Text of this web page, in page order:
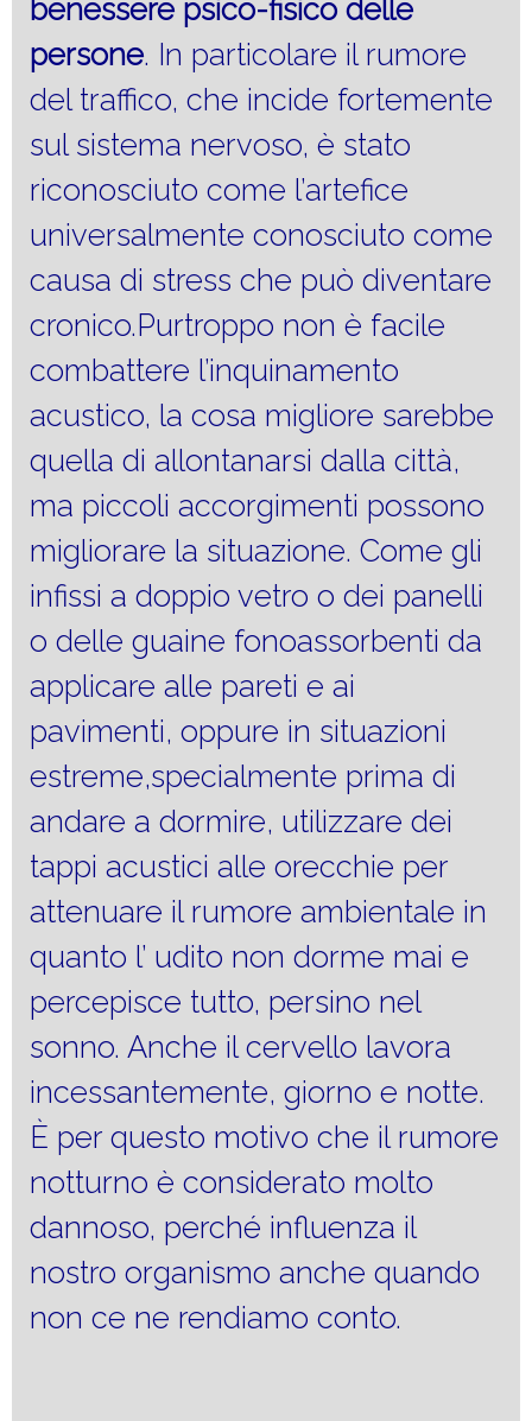
benessere psico-fisico delle
persone. In particolare il rumore
del traffico, che incide fortemente
sul sistema nervoso, è stato
riconosciuto come l’artefice
universalmente conosciuto come
causa di stress che può diventare
cronico.Purtroppo non è facile
combattere l’inquinamento
acustico, la cosa migliore sarebbe
quella di allontanarsi dalla città,
ma piccoli accorgimenti possono
migliorare la situazione. Come gli
infissi a doppio vetro o dei panelli
o delle guaine fonoassorbenti da
applicare alle pareti e ai
pavimenti, oppure in situazioni
estreme,specialmente prima di
andare a dormire, utilizzare dei
tappi acustici alle orecchie per
attenuare il rumore ambientale in
quanto l’ udito non dorme mai e
percepisce tutto, persino nel
sonno. Anche il cervello lavora
incessantemente, giorno e notte.
È per questo motivo che il rumore
notturno è considerato molto
dannoso, perché influenza il
nostro organismo anche quando
non ce ne rendiamo conto.